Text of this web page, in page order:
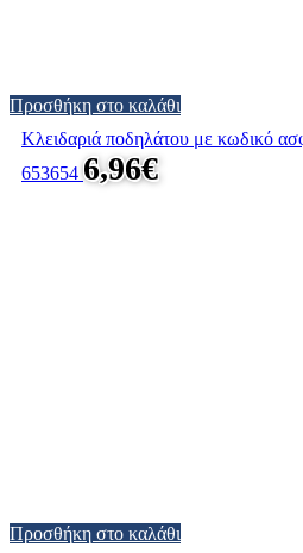
Προσθήκη στο καλάθι
Κλειδαριά ποδηλάτου με κωδικό
653654 6,96€
Προσθήκη στο καλάθι